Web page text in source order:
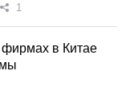
1
в Китае